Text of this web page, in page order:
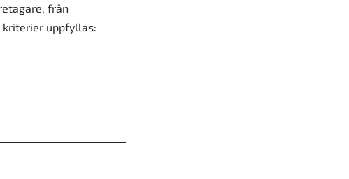
från
uppfyllas: